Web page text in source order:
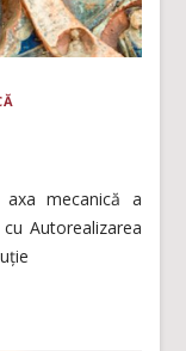
mecanică a
Autorealizarea